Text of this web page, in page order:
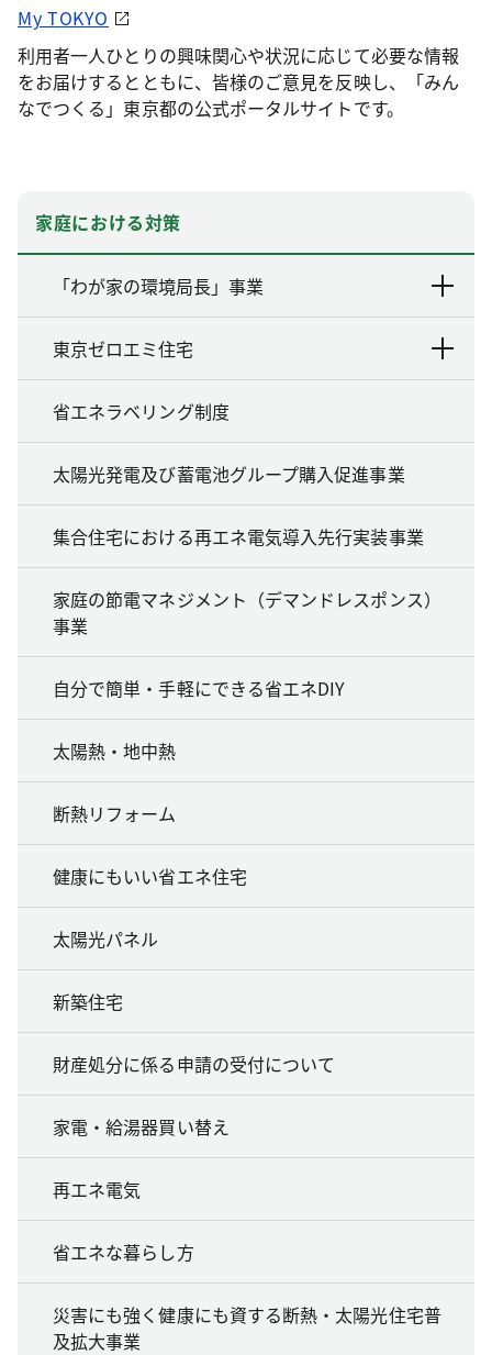
My TOKYO
利用者一人ひとりの興味関心や状況に応じて必要な情報
をお届けするとともに、皆様のご意見を反映し、「みん
なでつくる」東京都の公式ポータルサイトです。
家庭における対策
「わが家の環境局長」事業
東京ゼロエミ住宅
省エネラベリング制度
太陽光発電及び蓄電池グループ購入促進事業
集合住宅における再エネ電気導入先行実装事業
家庭の節電マネジメント（デマンドレスポンス）
事業
自分で簡単・手軽にできる省エネDIY
太陽熱・地中熱
断熱リフォーム
健康にもいい省エネ住宅
太陽光パネル
新築住宅
財産処分に係る申請の受付について
家電・給湯器買い替え
再エネ電気
省エネな暮らし方
災害にも強く健康にも資する断熱・太陽光住宅普
及拡大事業